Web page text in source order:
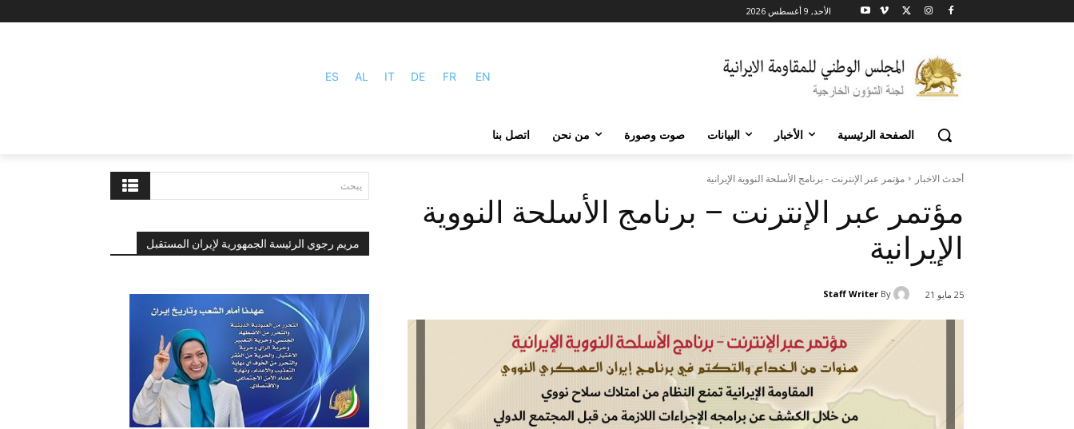
الأحد, 9 أغسطس 2026
ES AL IT DE FR EN
الصفحة الرئيسية الأخبار البيانات صوت وصورة من نحن اتصل بنا
يبحث
مريم رجوي الرئيسة الجمهورية لإيران المستقبل
أحدث الاخبار مؤتمر عبر الإنترنت - برنامج الأسلحة النووية الإيرانية
مؤتمر عبر الإنترنت – برنامج الأسلحة النووية
الإيرانية
25 مايو 21 By
Staff Writer